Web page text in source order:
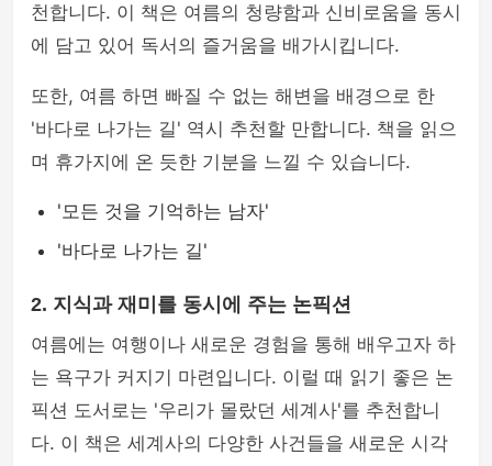
천합니다. 이 책은 여름의 청량함과 신비로움을 동시
에 담고 있어 독서의 즐거움을 배가시킵니다.
또한, 여름 하면 빠질 수 없는 해변을 배경으로 한
'바다로 나가는 길' 역시 추천할 만합니다. 책을 읽으
며 휴가지에 온 듯한 기분을 느낄 수 있습니다.
'모든 것을 기억하는 남자'
'바다로 나가는 길'
2. 지식과 재미를 동시에 주는 논픽션
여름에는 여행이나 새로운 경험을 통해 배우고자 하
는 욕구가 커지기 마련입니다. 이럴 때 읽기 좋은 논
픽션 도서로는 '우리가 몰랐던 세계사'를 추천합니
다. 이 책은 세계사의 다양한 사건들을 새로운 시각